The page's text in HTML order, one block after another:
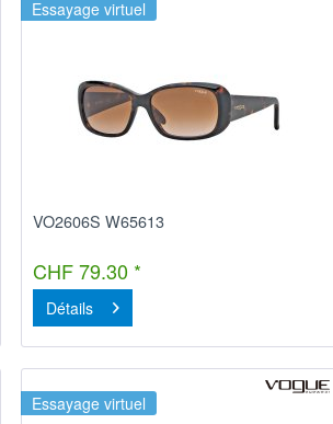
Essayage virtuel
VO2606S W65613
CHF 79.30 *
Détails
Essayage virtuel